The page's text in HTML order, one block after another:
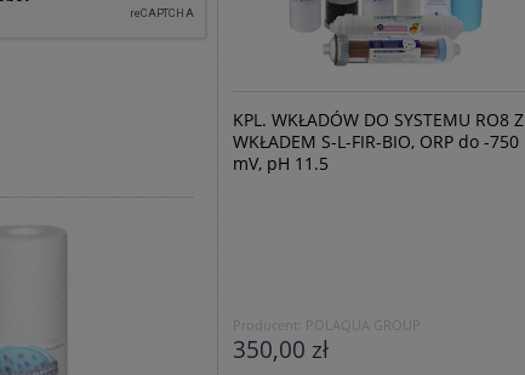
KPL. WKŁADÓW DO SYSTEMU RO8 Z
WKŁADEM S-L-FIR-BIO, ORP do -750
mV, pH 11.5
Producent: POLAQUA GROUP
350,00 zł